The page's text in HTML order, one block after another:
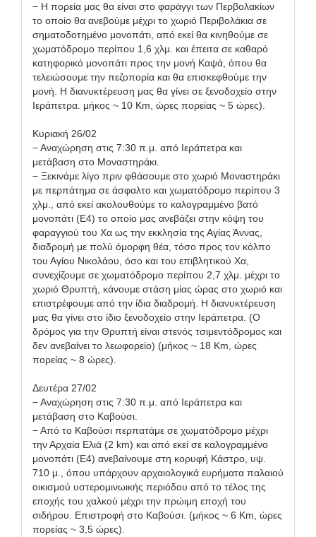
− Η πορεία μας θα είναι στο φαράγγι των Περβολακίων
το οποίο θα ανεβούμε μέχρι το χωριό Περιβολάκια σε
σηματοδοτημένο μονοπάτι, από εκεί θα κινηθούμε σε
χωματόδρομο περίπου 1,6 χλμ. και έπειτα σε καθαρό
κατηφορικό μονοπάτι προς την μονή Καψά, όπου θα
τελειώσουμε την πεζοπορία και θα επισκεφθούμε την
μονή. Η διανυκτέρευση μας θα γίνει σε ξενοδοχείο στην
Ιεράπετρα. μήκος ~ 10 Km, ώρες πορείας ~ 5 ώρες).
Κυριακή 26/02
− Αναχώρηση στις 7:30 π.μ. από Ιεράπετρα και
μετάβαση στο Μοναστηράκι.
− Ξεκινάμε λίγο πριν φθάσουμε στο χωριό Μοναστηράκι
με περπάτημα σε άσφαλτο και χωματόδρομο περίπου 3
χλμ., από εκεί ακολουθούμε το καλογραμμένο βατό
μονοπάτι (Ε4) το οποίο μας ανεβάζει στην κόψη του
φαραγγιού του Χα ως την εκκλησία της Αγίας Άννας,
διαδρομή με πολύ όμορφη θέα, τόσο προς τον κόλπο
του Αγίου Νικολάου, όσο και του επιβλητικού Χα,
συνεχίζουμε σε χωματόδρομο περίπου 2,7 χλμ. μέχρι το
χωριό Θρυπτή, κάνουμε στάση μίας ώρας στο χωριό και
επιστρέφουμε από την ίδια διαδρομή. Η διανυκτέρευση
μας θα γίνει στο ίδιο ξενοδοχείο στην Ιεράπετρα. (Ο
δρόμος για την Θρυπτή είναι στενός τσιμεντόδρομος και
δεν ανεβαίνει το λεωφορείο) (μήκος ~ 18 Km, ώρες
πορείας ~ 8 ώρες).
Δευτέρα 27/02
− Αναχώρηση στις 7:30 π.μ. από Ιεράπετρα και
μετάβαση στο Καβούσι.
− Από το Καβούσι περπατάμε σε χωματόδρομο μέχρι
την Αρχαία Ελιά (2 km) και από εκεί σε καλογραμμένο
μονοπάτι (Ε4) ανεβαίνουμε στη κορυφή Κάστρο, υψ.
710 μ., όπου υπάρχουν αρχαιολογικά ευρήματα παλαιού
οικισμού υστερομινωικής περιόδου από το τέλος της
εποχής του χαλκού μέχρι την πρώιμη εποχή του
σιδήρου. Επιστροφή στο Καβούσι. (μήκος ~ 6 Km, ώρες
πορείας ~ 3,5 ώρες).